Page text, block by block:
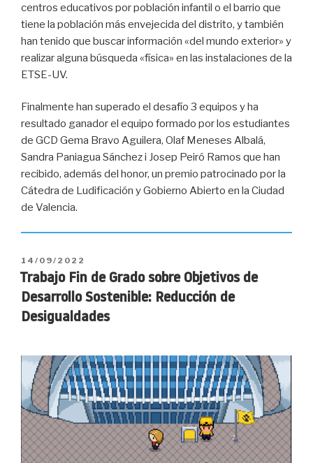
centros educativos por población infantil o el barrio que
tiene la población más envejecida del distrito, y también
han tenido que buscar información «del mundo exterior» y
realizar alguna búsqueda «física» en las instalaciones de la
ETSE-UV.
Finalmente han superado el desafío 3 equipos y ha
resultado ganador el equipo formado por los estudiantes
de GCD Gema Bravo Aguilera, Olaf Meneses Albalá,
Sandra Paniagua Sánchez i Josep Peiró Ramos que han
recibido, además del honor, un premio patrocinado por la
Cátedra de Ludificación y Gobierno Abierto en la Ciudad
de Valencia.
PUBLICADO
EL
14/09/2022
Trabajo Fin de Grado sobre Objetivos de
Desarrollo Sostenible: Reducción de
Desigualdades